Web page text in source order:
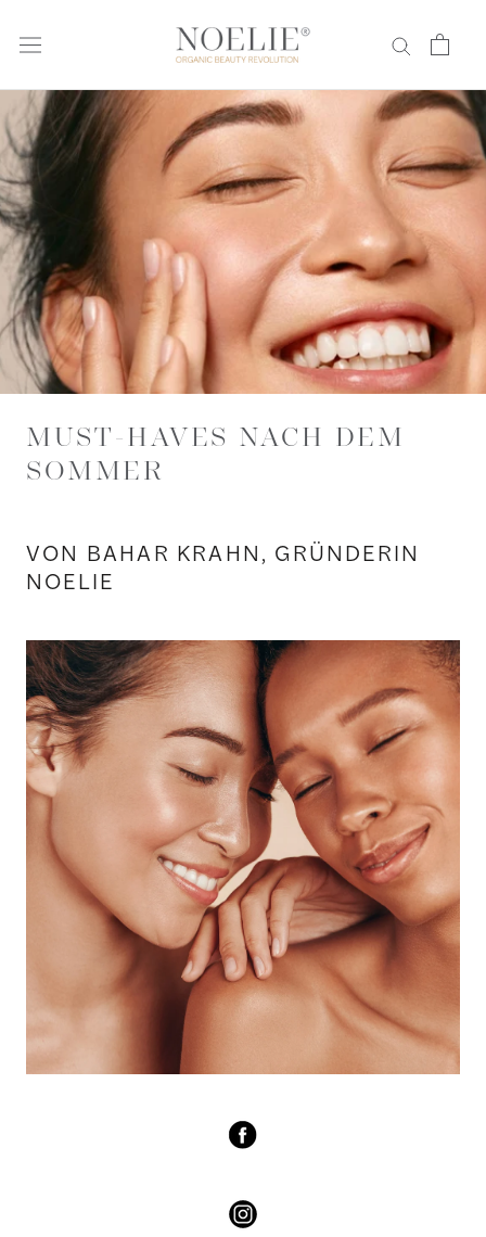
zum
MUST-HAVES NACH DEM
SOMMER
VON BAHAR KRAHN, GRÜNDERIN
NOELIE